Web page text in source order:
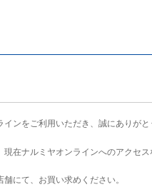
インをご利用いただき、誠にありがと
現在ナルミヤオンラインへのアクセス
にて、お買い求めください。